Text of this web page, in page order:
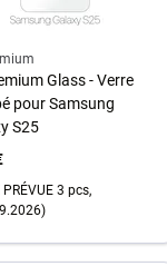
Glass - Verre
pour Samsung
S25
PRÉVUE 3 pcs,